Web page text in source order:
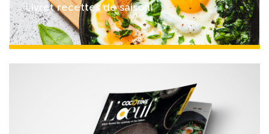
Livret recettes de saison